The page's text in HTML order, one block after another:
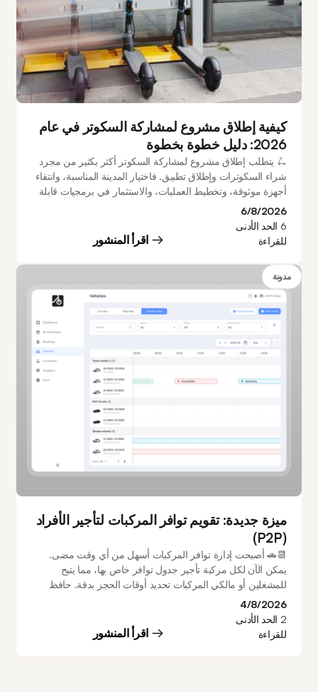
كيفية إطلاق مشروع لمشاركة السكوتر في عام
2026: دليل خطوة بخطوة
🛴 يتطلب إطلاق مشروع لمشاركة السكوتر أكثر بكثير من مجرد
شراء السكوترات وإطلاق تطبيق. فاختيار المدينة المناسبة، وانتقاء
أجهزة موثوقة، وتخطيط العمليات، والاستثمار في برمجيات قابلة
للتوسع، كلها عوامل تلعب دوراً محورياً في بناء مشروع ناجح في
مجال التنقل. يرشدك هذا الدليل عبر كل مرحلة من مراحل
العملية، بدءاً من أبحاث السوق واختيار نموذج العمل، وصولاً إلى
إدارة الأسطول، واكتساب العملاء، وكيفية تمكن المشغلين من
الانطلاق في غضون 20 يوماً فقط.
6/8/2026
6 الحد الأدنى
للقراءة
اقرأ المنشور
مدونة
ميزة جديدة: تقويم توافر المركبات لتأجير الأفراد
(P2P)
📆🚗 أصبحت إدارة توافر المركبات أسهل من أي وقت مضى.
يمكن الآن لكل مركبة تأجير جدول توافر خاص بها، مما يتيح
للمشغلين أو مالكي المركبات تحديد أوقات الحجز بدقة. حافظ
على توافر المركبات على مدار الساعة طوال أيام الأسبوع، وأنشئ
جداول أسبوعية متكررة، وقم بتهيئة فترات عدم توافر متعددة،
وأجرِ تغييرات لمرة واحدة مباشرة من التقويم - كل ذلك مع منع
التعارض مع الحجوزات الحالية.
4/8/2026
2 الحد الأدنى
للقراءة
اقرأ المنشور